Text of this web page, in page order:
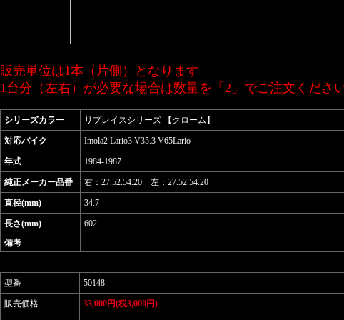
販売単位は1本（片側）となります。
1台分（左右）が必要な場合は数量を「2」でご注文くださ
シリーズカラー リプレイスシリーズ 【クローム】
対応バイク Imola2 Lario3 V35.3 V65Lario
年式 1984-1987
純正メーカー品番 右：27.52.54.20 左：27.52.54.20
直径(mm) 34.7
長さ(mm)
602
備考
型番 50148
販売価格 33,000円(税3,000円)